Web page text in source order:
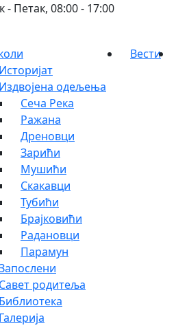
Петак, 08:00 - 17:00
Историјат
Издвојена одељења
Сеча Река
Ражана
Дреновци
Зарићи
Мушићи
Скакавци
Тубићи
Брајковићи
Радановци
Парамун
Савет родитеља
Библиотека
Галерија
Вести